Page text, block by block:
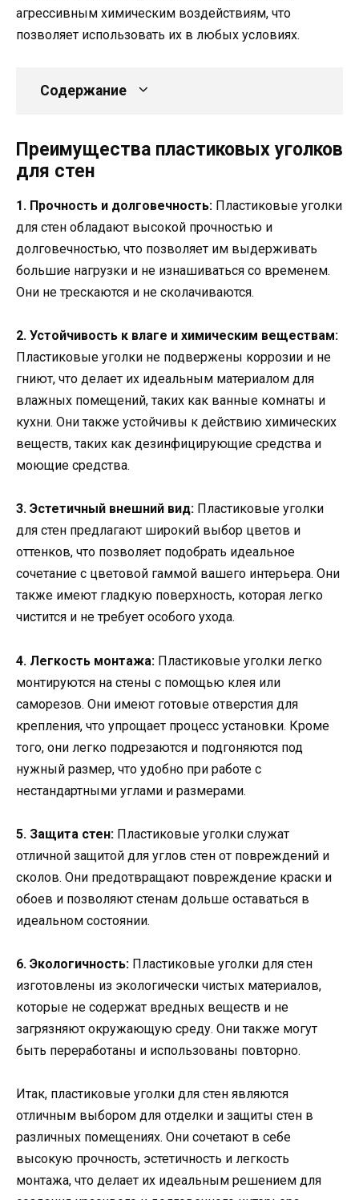
агрессивным химическим воздействиям, что
позволяет использовать их в любых условиях.
Содержание
Преимущества пластиковых уголков
для стен
1. Прочность и долговечность: Пластиковые уголки
для стен обладают высокой прочностью и
долговечностью, что позволяет им выдерживать
большие нагрузки и не изнашиваться со временем.
Они не трескаются и не сколачиваются.
2. Устойчивость к влаге и химическим веществам:
Пластиковые уголки не подвержены коррозии и не
гниют, что делает их идеальным материалом для
влажных помещений, таких как ванные комнаты и
кухни. Они также устойчивы к действию химических
веществ, таких как дезинфицирующие средства и
моющие средства.
3. Эстетичный внешний вид: Пластиковые уголки
для стен предлагают широкий выбор цветов и
оттенков, что позволяет подобрать идеальное
сочетание с цветовой гаммой вашего интерьера. Они
также имеют гладкую поверхность, которая легко
чистится и не требует особого ухода.
4. Легкость монтажа: Пластиковые уголки легко
монтируются на стены с помощью клея или
саморезов. Они имеют готовые отверстия для
крепления, что упрощает процесс установки. Кроме
того, они легко подрезаются и подгоняются под
нужный размер, что удобно при работе с
нестандартными углами и размерами.
5. Защита стен: Пластиковые уголки служат
отличной защитой для углов стен от повреждений и
сколов. Они предотвращают повреждение краски и
обоев и позволяют стенам дольше оставаться в
идеальном состоянии.
6. Экологичность: Пластиковые уголки для стен
изготовлены из экологически чистых материалов,
которые не содержат вредных веществ и не
загрязняют окружающую среду. Они также могут
быть переработаны и использованы повторно.
Итак, пластиковые уголки для стен являются
отличным выбором для отделки и защиты стен в
различных помещениях. Они сочетают в себе
высокую прочность, эстетичность и легкость
монтажа, что делает их идеальным решением для